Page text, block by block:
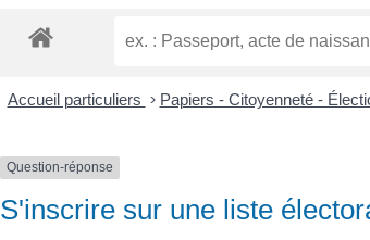
d'accessibilité.
Accueil particuliers > Papiers - Citoyenneté -
Question-réponse
S'inscrire sur une liste